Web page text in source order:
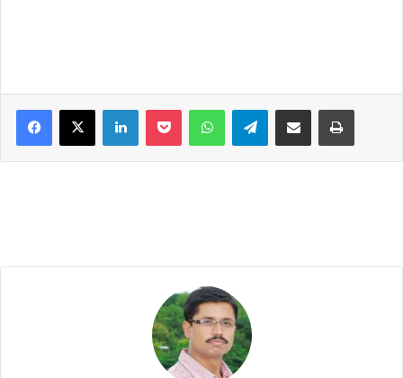
Facebook
X LinkedInPocket WhatsAppTelegramShare via Email Print